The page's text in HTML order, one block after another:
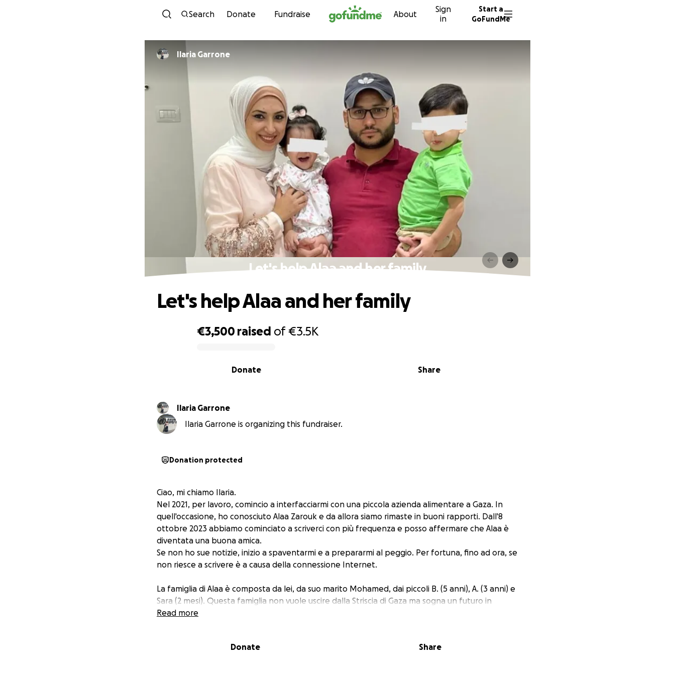
Skip to content
Search Donate Fundraise About
Sign
in
Start a
GoFundMe
Ilaria Garrone
Let's help Alaa and her family
€3,500 raised of€3.5K
Share
Donate
Let's help Alaa and her family
Ilaria Garrone
Ilaria Garrone is organizing this fundraiser.
Donation protected
Ciao, mi chiamo Ilaria.
Nel 2021, per lavoro, comincio a interfacciarmi con una piccola azienda alimentare a Gaza. In
quell'occasione, ho conosciuto Alaa Zarouk e da allora siamo rimaste in buoni rapporti. Dall'8
ottobre 2023 abbiamo cominciato a scriverci con più frequenza e posso affermare che Alaa è
diventata una buona amica.
Se non ho sue notizie, inizio a spaventarmi e a prepararmi al peggio. Per fortuna, fino ad ora, se
non riesce a scrivere è a causa della connessione Internet.
La famiglia di Alaa è composta da lei, da suo marito Mohamed, dai piccoli B. (5 anni), A. (3 anni) e
Sara (2 mesi). Questa famiglia non vuole uscire dalla Striscia di Gaza ma sogna un futuro in
Palestina. Ho deciso di aiutarla a raccogliere i fondi necessari per far vivere in modo dignitoso lei
Dall'inizio dell'offensiva militare israeliana, Alaa e la sua famiglia hanno dovuto spostarsi molte
Read more
Donate Share